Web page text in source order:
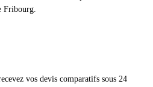
Fribourg.
vos devis comparatifs sous 24